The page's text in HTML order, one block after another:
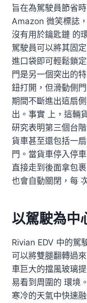
旨在為駕駛員節省
Amazon 微笑標誌
沒有用於鑰匙鏈 的
駕駛員可以將其固
進口袋即可輕鬆鎖
門是另一個突出的
鈕打開，但滑動側
期間不斷進出這扇
出。事實 上，這輛
研究表明第三個台
貨車甚至還包括一
門。當貨車停入停
直接走到後面拿包
也會自動關閉，每
以駕駛為中
Rivian EDV 中的駕
可以將雙腿翻轉過
車巨大的擋風玻璃
易看到周圍的 環境
寒冷的天氣中快速融